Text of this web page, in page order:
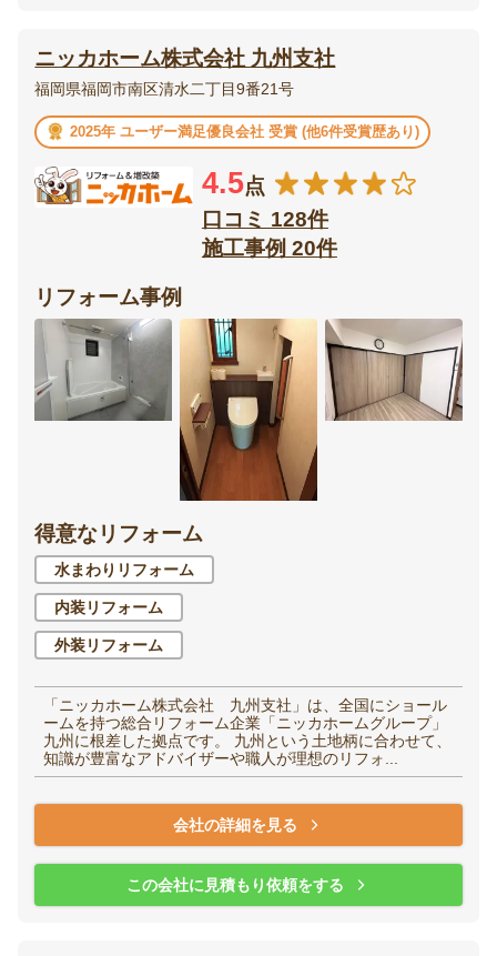
ニッカホーム株式会社 九州支社
福岡県福岡市南区清水二丁目9番21号
2025年 ユーザー満足優良会社 受賞 (他6件受賞歴あり)
4.5点
口コミ 128件
施工事例 20件
リフォーム事例
得意なリフォーム
水まわりリフォーム
内装リフォーム
外装リフォーム
「ニッカホーム株式会社 九州支社」は、全国にショール
ームを持つ総合リフォーム企業「ニッカホームグループ」
九州に根差した拠点です。 九州という土地柄に合わせて、
知識が豊富なアドバイザーや職人が理想のリフォ...
会社の詳細を見る
この会社に見積もり依頼をする